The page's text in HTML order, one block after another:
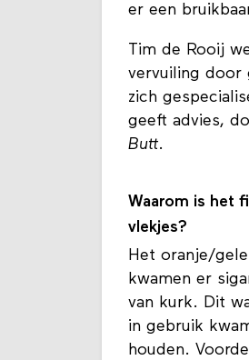
er een
Tim de Rooij
vervuiling door
zich
geeft advies,
Butt.
Waarom is het
vlekjes?
Het oranje/
kwamen er
van kurk. Dit
in gebruik
houden.